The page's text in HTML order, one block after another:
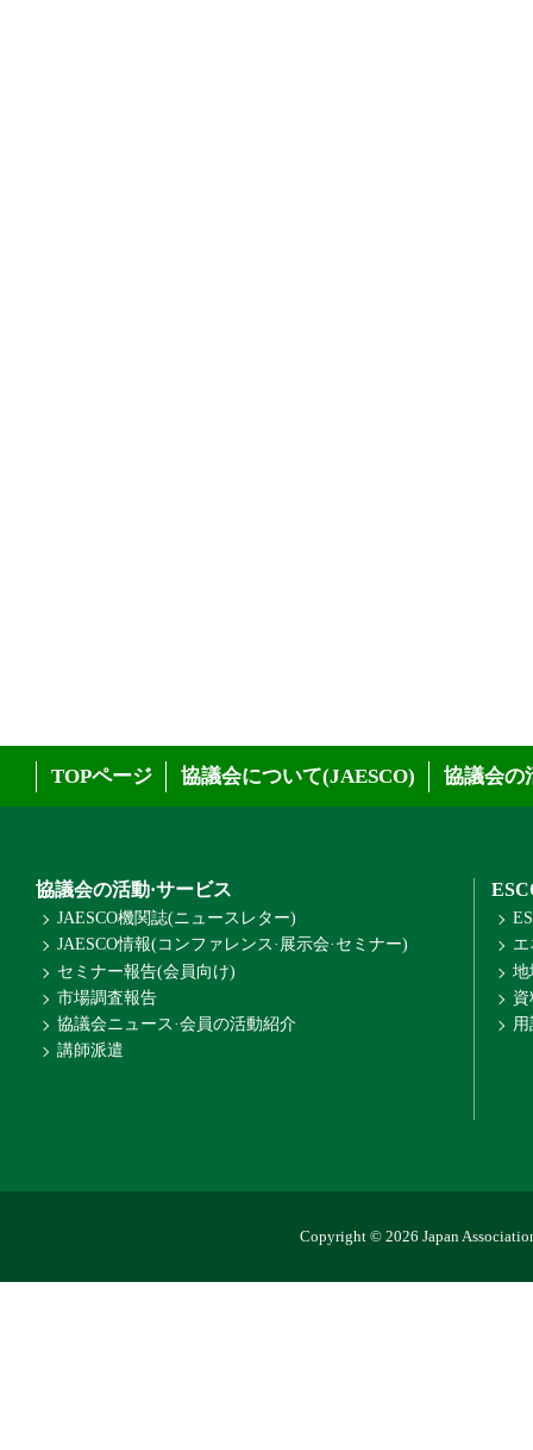
TOPページ 協議会について(JAESCO) 協議会の
協議会の活動·サービス
JAESCO機関誌(ニュースレター)
JAESCO情報(コンファレンス·展示会·セミナー)
セミナー報告(会員向け)
市場調査報告
協議会ニュース·会員の活動紹介
講師派遣
地
Copyright © 2026 Japan